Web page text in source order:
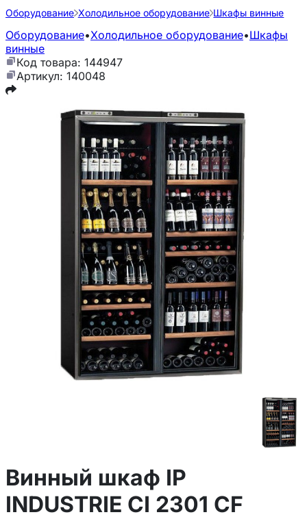
Оборудование Холодильное оборудование Шкафы винные
Оборудование•Холодильное оборудование•Шкафы
винные
Код товара: 144947
Артикул: 140048
Винный шкаф IP
INDUSTRIE CI 2301 CF